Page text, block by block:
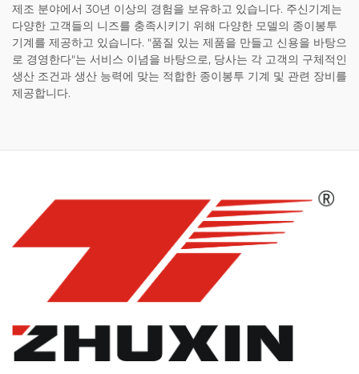
제조 분야에서 30년 이상의 경험을 보유하고 있습니다. 주신기계는
다양한 고객들의 니즈를 충족시키기 위해 다양한 모델의 종이봉투
기계를 제공하고 있습니다. "품질 있는 제품을 만들고 신용을 바탕으
로 경영한다"는 서비스 이념을 바탕으로, 당사는 각 고객의 구체적인
생산 조건과 생산 능력에 맞는 적합한 종이봉투 기계 및 관련 장비를
제공합니다.